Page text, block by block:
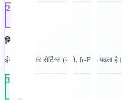
2
निरीक्षण:
इंजन ब्राउज़र सेटिंग्स (जैसे, fr-FR) पढ़ता है।
3